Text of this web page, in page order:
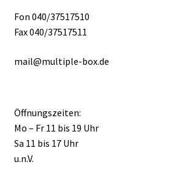
Fon 040/37517510
Fax 040/37517511
mail@multiple-box.de
Öffnungszeiten:
Mo – Fr 11 bis 19 Uhr
Sa 11 bis 17 Uhr
u.n.V.